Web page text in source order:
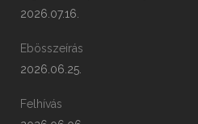
2026.07.16.
Ebösszeírás
2026.06.25.
Felhívás